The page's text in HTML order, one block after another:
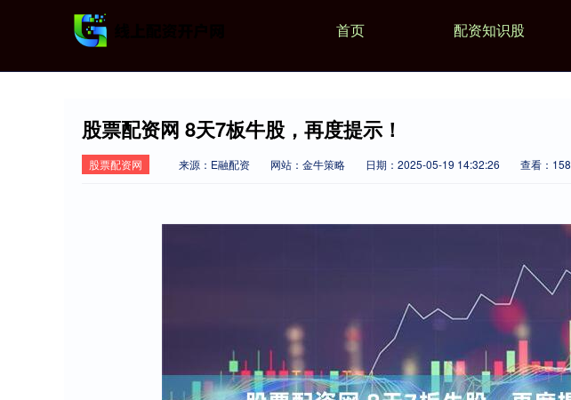
首页 配资知识股
股票配资网 8天7板牛股，再度提示！
股票配资网 来源：E融配资 网站：金牛策略 日期：2025-05-19 14:32:26 查看：158